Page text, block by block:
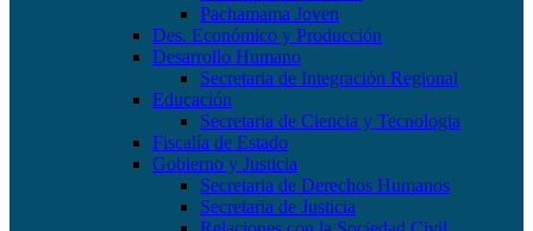
Pachamama Joven
Des. Económico y Producción
Desarrollo Humano
Secretaria de Integración Regional
Educación
Secretaria de Ciencia y Tecnologia
Fiscalía de Estado
Gobierno y Justicia
Secretaria de Derechos Humanos
Secretaria de Justicia